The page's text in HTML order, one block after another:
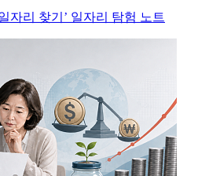
자리 찾기’ 일자리 탐험 노트